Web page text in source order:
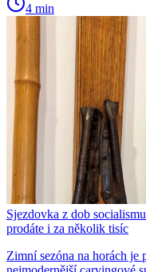
4 min
Sjezdovka z dob
prodáte i za několik tisíc
Zimní sezóna na horách je